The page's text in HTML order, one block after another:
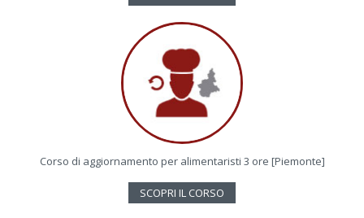
Corso di aggiornamento per alimentaristi 3 ore [Piemonte]
SCOPRI IL CORSO